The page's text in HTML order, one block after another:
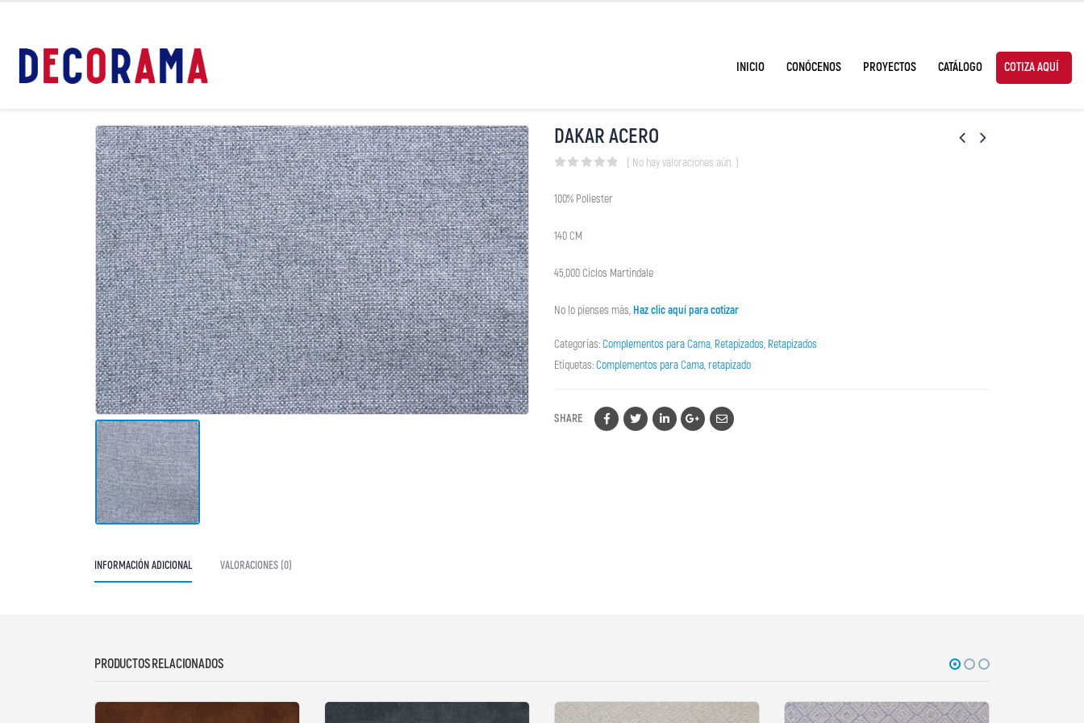
INICIO CONÓCENOS PROYECTOS CATÁLOGO COTIZA AQUÍ
DAKAR ACERO
( No hay valoraciones aún. )
100% Poliester
140 CM
45,000 Ciclos Martindale
No lo pienses más, Haz clic aquí para cotizar
Categorías:Complementos para Cama, Retapizados, Retapizados
Etiquetas:Complementos para Cama, retapizado
SHARE
INFORMACIÓN ADICIONAL VALORACIONES (0)
PRODUCTOS RELACIONADOS